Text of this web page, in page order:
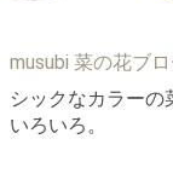
musubi 菜の花ブ
シックなカラー
いろいろ。